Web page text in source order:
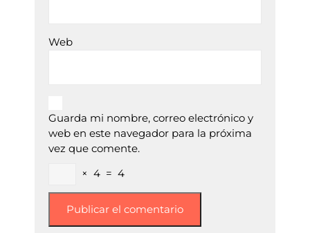
Web
Guarda mi nombre, correo electrónico y
web en este navegador para la próxima
vez que comente.
× 4 = 4